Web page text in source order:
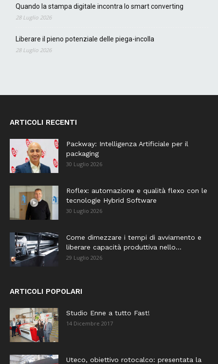
Quando la stampa digitale incontra lo smart converting
28 Luglio 2026
Liberare il pieno potenziale delle piega-incolla
28 Luglio 2026
ARTICOLI RECENTI
Packway: Intelligenza Artificiale per il
packaging
30 Luglio 2026
Roflex: automazione e qualità flexo con le
tecnologie Hybrid Software
30 Luglio 2026
Come dimezzare i tempi di avviamento e
liberare capacità produttiva nello...
29 Luglio 2026
ARTICOLI POPOLARI
Studio Enne a tutto Fast!
14 Dicembre 2017
Uteco, obiettivo rotocalco: presentata la